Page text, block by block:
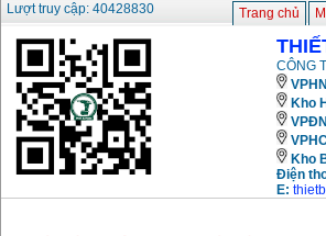
Động cơ xăng Honda
GX160 (5.5HP)
Giá
7200000
Máy mài 100mm
Makita 9553B (710W)
Giá
:1296000
Lượt truy cập: 40428830
Trang chủ
CÔNG
Kho
Kho
Điện
E: